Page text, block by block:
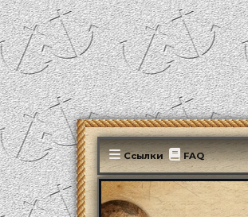
Ссылки FAQ